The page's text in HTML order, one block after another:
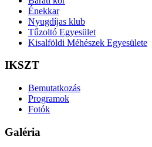
Énekkar
Nyugdíjas klub
Tűzoltó Egyesület
Kisalföldi Méhészek Egyesülete
IKSZT
Bemutatkozás
Programok
Fotók
Galéria